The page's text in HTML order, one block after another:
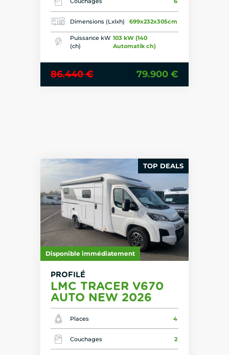
Dimensions (Lxlxh) 699x232x305cm
Puissance kW
(ch)
103 kW (140
Automatik ch)
86.440 € 79.900 €
TOP DEALS
Disponible immédiatement
PROFILÉ
LMC TRACER V670
AUTO NEW 2026
Places 4
Couchages 2